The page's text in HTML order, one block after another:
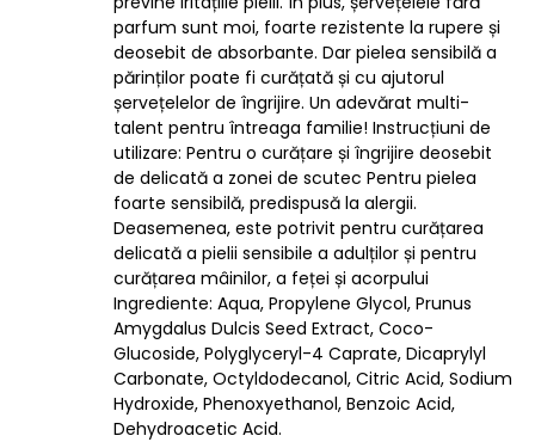
parfum sunt moi, foarte rezistente la rupere și
deosebit de absorbante. Dar pielea sensibilă a
părinților poate fi curățată și cu ajutorul
șervețelelor de îngrijire. Un adevărat multi-
talent pentru întreaga familie! Instrucțiuni de
utilizare: Pentru o curățare și îngrijire deosebit
de delicată a zonei de scutec Pentru pielea
foarte sensibilă, predispusă la alergii.
Deasemenea, este potrivit pentru curățarea
delicată a pielii sensibile a adulților și pentru
curățarea mâinilor, a feței și acorpului
Ingrediente: Aqua, Propylene Glycol, Prunus
Amygdalus Dulcis Seed Extract, Coco-
Glucoside, Polyglyceryl-4 Caprate, Dicaprylyl
Carbonate, Octyldodecanol, Citric Acid, Sodium
Hydroxide, Phenoxyethanol, Benzoic Acid,
Dehydroacetic Acid.